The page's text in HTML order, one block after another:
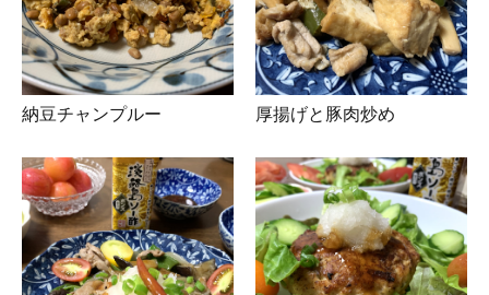
納豆チャンプルー 厚揚げと豚肉炒め